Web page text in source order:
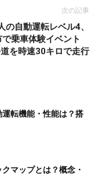
次の記事
の自動運転レベル4、
で乗車体験イベント
を時速30キロで走行
転機能・性能は？搭
マップとは？概念・